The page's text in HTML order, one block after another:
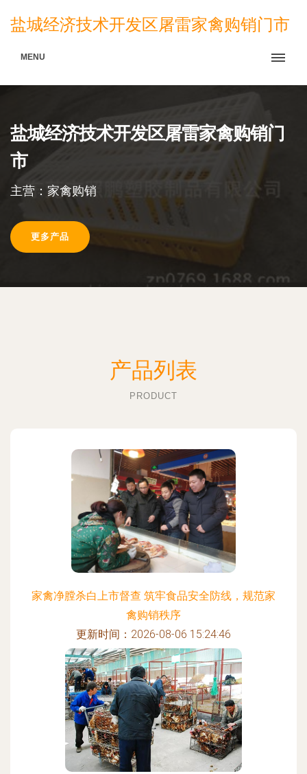
盐城经济技术开发区屠雷家禽购销门市
MENU
盐城经济技术开发区屠雷家禽购销门
市
主营：家禽购销
更多产品
产品列表
PRODUCT
家禽净膛杀白上市督查 筑牢食品安全防线，规范家
禽购销秩序
更新时间：2026-08-06 15:24:46